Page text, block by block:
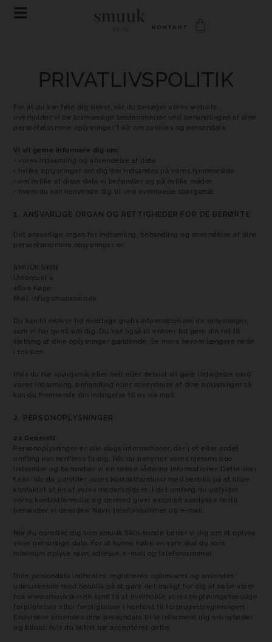
KONTAKT
PRIVATLIVSPOLITIK
For at du kan føle dig sikker, når du besøger vores website,
overholder vi de lovmæssige bestemmelser ved behandlingen af dine
personfølsomme oplysninger.”] Alt om cookies og persondata
Vi vil gerne informere dig om:
• vores indsamling og anvendelse af data
• hvilke oplysninger om dig der indsamles på vores hjemmeside
• om hvilke af disse data vi behandler og på hvilke måder
• hvem du kan henvende dig til ved eventuelle spørgsmål
1. ANSVARLIGE ORGAN OG RETTIGHEDER FOR DE BERØRTE
Det ansvarlige organ for indsamling, behandling og anvendelse af dine
personfølsomme oplysninger er:
SMUUK SKIN
Unionsvej 4
4600 Køge
Mail: info@smuukskin.dk
Du kan til enhver tid modtage gratis information om de oplysninger,
som vi har gemt om dig. Du kan også til enhver tid gøre din ret til
sletning af dine oplysninger gældende. Se mere herom længere nede
i teksten.
Hvis du har spørgsmål eller helt eller delvist vil gøre indsigelse mod
vores indsamling, behandling eller anvendelse af dine oplysninger så
kan du fremsende din indsigelse til os via mail.
2. PERSONOPLYSNINGER
2.1 Generelt
Personoplysninger er alle slags informationer, der i et eller andet
omfang kan henføres til dig. Når du benytter vores hjemmeside
indsamler og behandler vi en række sådanne informationer. Dette sker
f.eks. når du udfylder vores kontaktformular med henblik på at blive
kontaktet af én af vores medarbejdere. I det omfang du udfylder
vores kontaktformular og dermed giver eksplicit samtykke hertil
behandler vi desuden: Navn, telefonnummer og e-mail.
Når du opretter dig som smuuk Skin-kunde beder vi dig om at oplyse
visse personlige data. For at kunne købe en vare skal du som
minimum oplyse navn, adresse, e-mail og telefonnummer.
Dine persondata indhentes, registreres, opbevares og anvendes
udelukkende med henblik på at gøre det muligt for dig at købe varer
hos www.smuukskin.dk samt til at overholde vores bogføringsmæssige
forpligtelser eller forpligtelser i henhold til forbrugerlovgivningen.
Endvidere anvendes dine persondata til at informere dig om nyheder
og tilbud, hvis du aktivt har accepteret dette.